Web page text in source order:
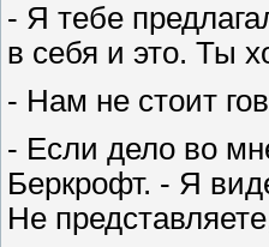
- Я тебе
в себя и это. Ты
- Нам не стоит
- Если дело во
Беркрофт. - Я
Не